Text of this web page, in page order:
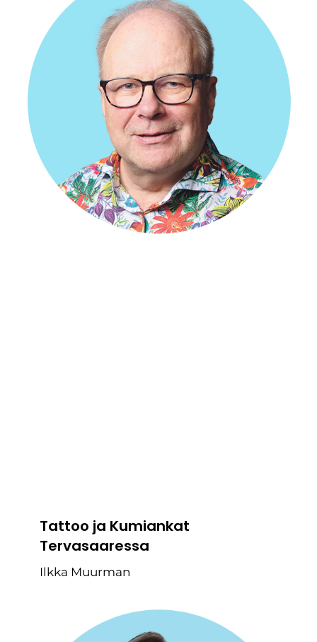
Tattoo ja Kumiankat
Tervasaaressa
Ilkka Muurman